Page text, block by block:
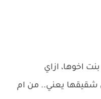
اخوها، ازاي
يعني.. من ام